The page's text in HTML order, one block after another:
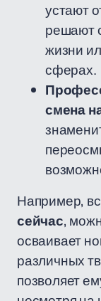
устают
решают
жизни
сферах.
смена
Например,
сейчас,
осваивает
различных
позволяет